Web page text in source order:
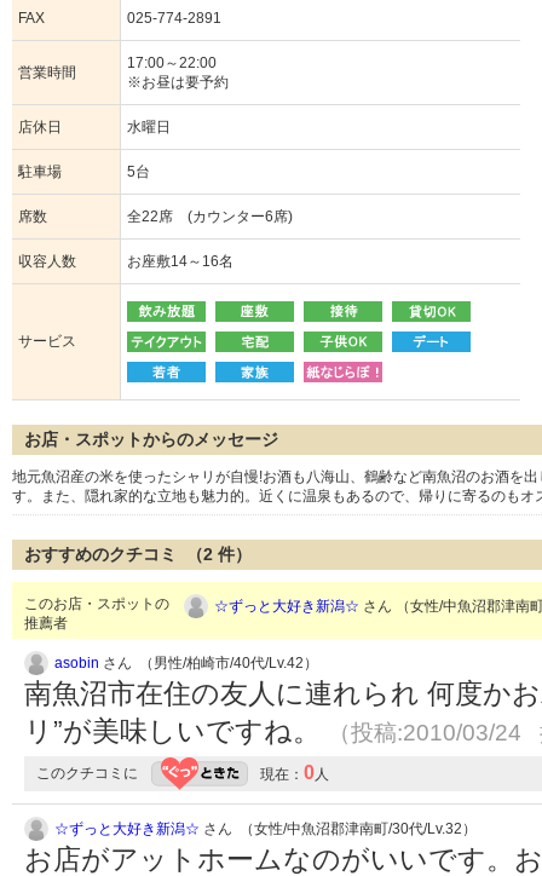
FAX 025-774-2891
営業時間
17:00～22:00
※お昼は要予約
店休日 水曜日
駐車場 5台
席数 全22席 (カウンター6席)
収容人数 お座敷14～16名
サービス
お店・スポットからのメッセージ
地元魚沼産の米を使ったシャリが自慢!お酒も八海山、鶴齢など南魚沼のお酒を
す。また、隠れ家的な立地も魅力的。近くに温泉もあるので、帰りに寄るのもオ
おすすめのクチコミ （2 件）
このお店・スポットの
推薦者
☆ずっと大好き新潟☆ さん （女性/中魚沼郡津南
asobin さん （男性/柏崎市/40代/Lv.42）
南魚沼市在住の友人に連れられ 何度か
リ”が美味しいですね。
（投稿:2010/03/
このクチコミに 現在： 0人
☆ずっと大好き新潟☆ さん （女性/中魚沼郡津南町/30代/Lv.32）
お店がアットホームなのがいいです。